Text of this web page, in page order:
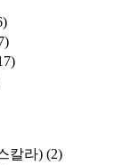
칼라) (2)